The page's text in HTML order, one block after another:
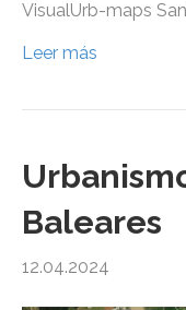
VisualUrb-maps
Leer más
Baleares
12.04.2024